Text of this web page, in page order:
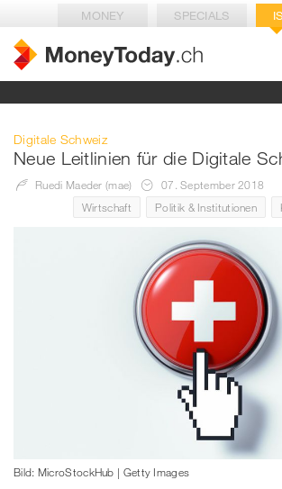
MONEY SPECIALS
Digitale Schweiz
Neue Leitlinien für die Digitale
Ruedi Maeder (mae)
07. September 2018
Wirtschaft
Politik & Institutionen
Bild: MicroStockHub | Getty Images